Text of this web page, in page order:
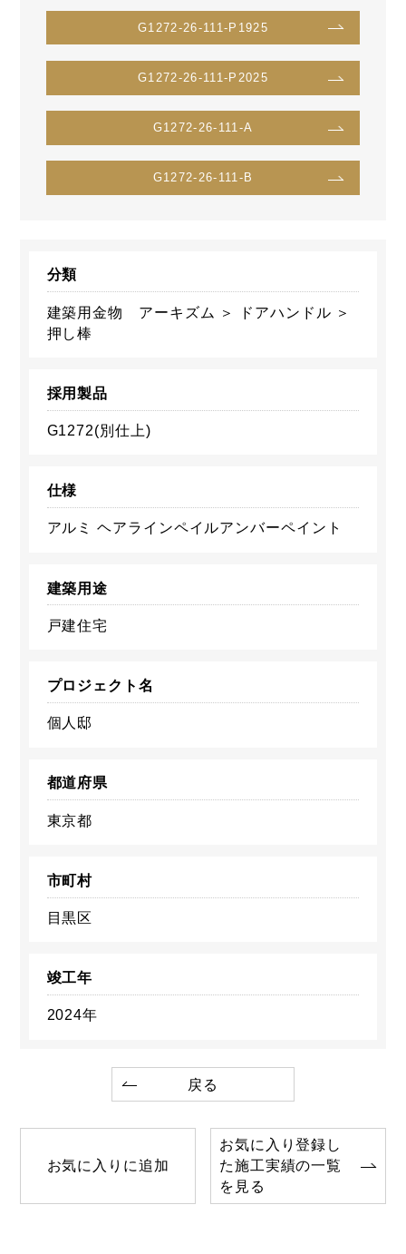
G1272-26-111-P1925
G1272-26-111-P2025
G1272-26-111-A
G1272-26-111-B
分類
建築用金物 アーキズム ＞ ドアハンドル ＞
押し棒
採用製品
G1272(別仕上)
仕様
アルミ ヘアラインペイルアンバーペイント
建築用途
戸建住宅
プロジェクト名
個人邸
都道府県
東京都
市町村
目黒区
竣工年
2024年
戻る
お気に入りに追加
お気に入り登録し
た施工実績の一覧
を見る